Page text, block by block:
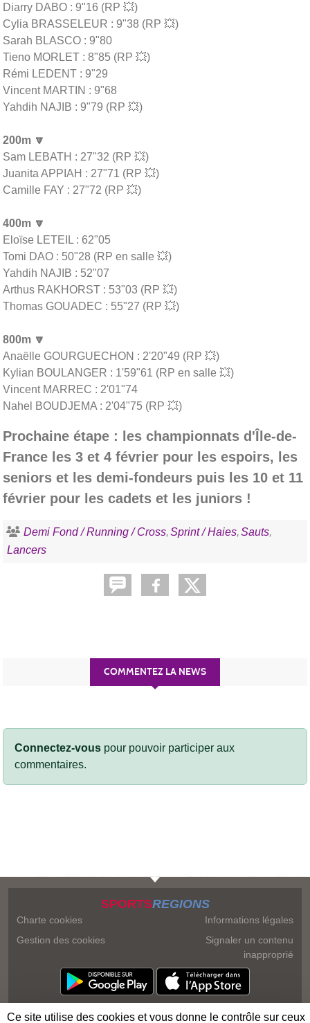
Diarry DABO : 9"16 (RP 💥)
Cylia BRASSELEUR : 9"38 (RP 💥)
Sarah BLASCO : 9"80
Tieno MORLET : 8"85 (RP 💥)
Rémi LEDENT : 9"29
Vincent MARTIN : 9"68
Yahdih NAJIB : 9"79 (RP 💥)
200m 🔽
Sam LEBATH : 27"32 (RP 💥)
Juanita APPIAH : 27"71 (RP 💥)
Camille FAY : 27"72 (RP 💥)
400m 🔽
Eloïse LETEIL : 62"05
Tomi DAO : 50"28 (RP en salle 💥)
Yahdih NAJIB : 52"07
Arthus RAKHORST : 53"03 (RP 💥)
Thomas GOUADEC : 55"27 (RP 💥)
800m 🔽
Anaëlle GOURGUECHON : 2'20"49 (RP 💥)
Kylian BOULANGER : 1'59"61 (RP en salle 💥)
Vincent MARREC : 2'01"74
Nahel BOUDJEMA : 2'04"75 (RP 💥)
Prochaine étape : les championnats d'Île-de-
France les 3 et 4 février pour les espoirs, les
seniors et les demi-fondeurs puis les 10 et 11
février pour les cadets et les juniors !
Demi Fond / Running / Cross Sprint / Haies Sauts
Lancers
COMMENTEZ LA NEWS
Connectez-vous pour pouvoir participer aux
commentaires.
SPORTSREGIONS
Charte cookies
Gestion des cookies
Informations légales
Signaler un contenu
inapproprié
Ce site utilise des cookies et vous donne le contrôle sur ceux